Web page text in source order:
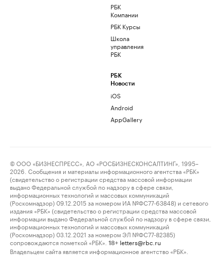
РБК
Компании
РБК Курсы
Школа
управления
РБК
РБК
Новости
iOS
Android
AppGallery
© ООО «БИЗНЕСПРЕСС», АО «РОСБИЗНЕСКОНСАЛТИНГ», 1995–
2026. Сообщения и материалы информационного агентства «РБК»
(свидетельство о регистрации средства массовой информации
выдано Федеральной службой по надзору в сфере связи,
информационных технологий и массовых коммуникаций
(Роскомнадзор) 09.12.2015 за номером ИА №ФС77-63848) и сетевого
издания «РБК» (свидетельство о регистрации средства массовой
информации выдано Федеральной службой по надзору в сфере связи,
информационных технологий и массовых коммуникаций
(Роскомнадзор) 03.12.2021 за номером ЭЛ №ФС77-82385)
сопровождаются пометкой «РБК».
18+ letters@rbc.ru
Владельцем сайта является информационное агентство «РБК».